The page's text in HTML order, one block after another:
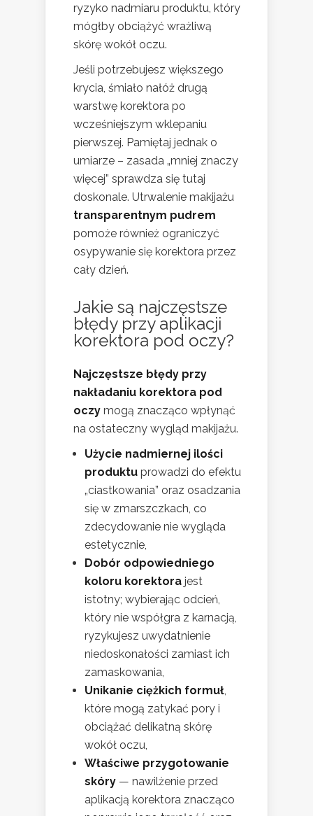
ryzyko nadmiaru produktu, który
mógłby obciążyć wrażliwą
skórę wokół oczu.
Jeśli potrzebujesz większego
krycia, śmiało nałóż drugą
warstwę korektora po
wcześniejszym wklepaniu
pierwszej. Pamiętaj jednak o
umiarze – zasada „mniej znaczy
więcej” sprawdza się tutaj
doskonale. Utrwalenie makijażu
transparentnym pudrem
pomoże również ograniczyć
osypywanie się korektora przez
cały dzień.
Jakie są najczęstsze
błędy przy aplikacji
korektora pod oczy?
Najczęstsze błędy przy
nakładaniu korektora pod
oczy mogą znacząco wpłynąć
na ostateczny wygląd makijażu.
Użycie nadmiernej ilości
produktu prowadzi do efektu
„ciastkowania” oraz osadzania
się w zmarszczkach, co
zdecydowanie nie wygląda
estetycznie,
Dobór odpowiedniego
koloru korektora jest
istotny; wybierając odcień,
który nie współgra z karnacją,
ryzykujesz uwydatnienie
niedoskonałości zamiast ich
zamaskowania,
Unikanie ciężkich formuł
które mogą zatykać pory i
obciążać delikatną skórę
wokół oczu,
Właściwe przygotowanie
skóry — nawilżenie przed
aplikacją korektora znacząco